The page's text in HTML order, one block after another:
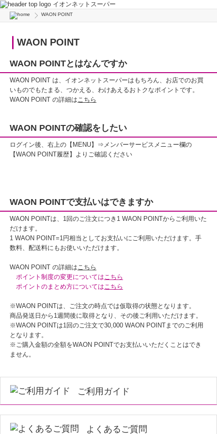
イオンネットスーパー
WAON POINT
WAON POINT
WAON POINTとはなんですか
WAON POINT は、イオンネットスーパーはもちろん、お店でのお買
いものでもたまる、つかえる、わけあえるおトクなポイントです。
WAON POINT の詳細はこちら
WAON POINTの確認をしたい
ログイン後、右上の【MENU】⇒メンバーサービスメニュー欄の
【WAON POINT履歴】よりご確認ください
WAON POINTで支払いはできますか
WAON POINTは、1回のご注文につき1 WAON POINTからご利用いた
だけます。
1 WAON POINT=1円相当としてお支払いにご利用いただけます。手
数料、配送料にもお使いいただけます。
WAON POINT の詳細はこちら
ポイント制度の変更についてはこちら
ポイントのまとめ方についてはこちら
※WAON POINTは、ご注文の時点では仮取得の状態となります。
商品発送日から1週間後に取得となり、その後ご利用いただけます。
※WAON POINTは1回のご注文で30,000 WAON POINTまでのご利用
となります。
※ご購入金額の全額をWAON POINTでお支払いいただくことはでき
ません。
ご利用ガイド
よくあるご質問